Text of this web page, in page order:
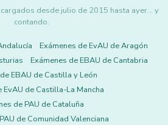
desde julio de 2015 hasta ayer... y
contando.
Exámenes de EvAU de Aragón
Exámenes de EBAU de Cantabria
EBAU de Castilla y León
EvAU de Castilla-La Mancha
de PAU de Cataluña
de Comunidad Valenciana